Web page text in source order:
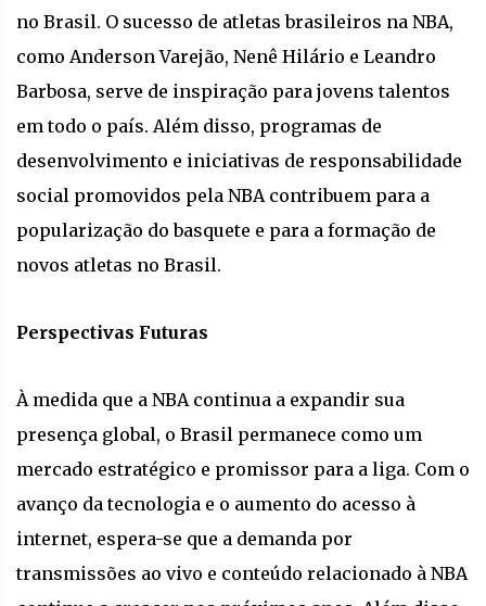
no Brasil. O sucesso de atletas brasileiros na NBA,
como Anderson Varejão, Nenê Hilário e Leandro
Barbosa, serve de inspiração para jovens talentos
em todo o país. Além disso, programas de
desenvolvimento e iniciativas de responsabilidade
social promovidos pela NBA contribuem para a
popularização do basquete e para a formação de
novos atletas no Brasil.
Perspectivas Futuras
À medida que a NBA continua a expandir sua
presença global, o Brasil permanece como um
mercado estratégico e promissor para a liga. Com o
avanço da tecnologia e o aumento do acesso à
internet, espera-se que a demanda por
transmissões ao vivo e conteúdo relacionado à NBA